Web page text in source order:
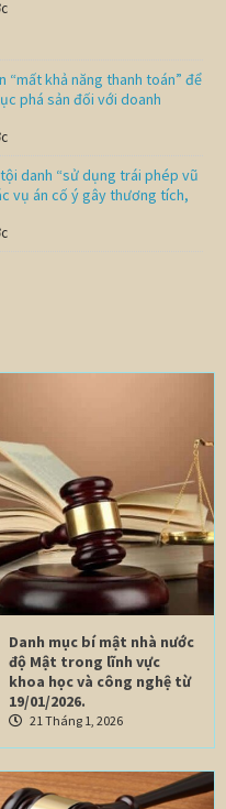
“mất khả năng thanh toán” để
phá sản đối với doanh
danh “sử dụng trái phép vũ
vụ án cố ý gây thương tích,
Danh mục bí mật nhà nước
độ Mật trong lĩnh vực
khoa học và công nghệ từ
19/01/2026.
21 Tháng 1, 2026